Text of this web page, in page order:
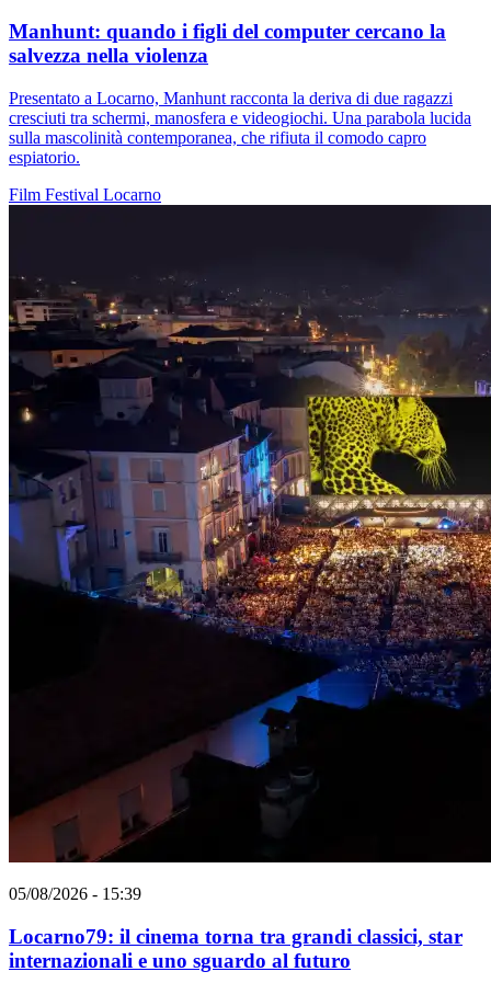
Manhunt: quando i figli del computer cercano la
salvezza nella violenza
Presentato a Locarno, Manhunt racconta la deriva di due ragazzi
cresciuti tra schermi, manosfera e videogiochi. Una parabola lucida
sulla mascolinità contemporanea, che rifiuta il comodo capro
espiatorio.
Film Festival Locarno
05/08/2026 - 15:39
Locarno79: il cinema torna tra grandi classici, star
internazionali e uno sguardo al futuro